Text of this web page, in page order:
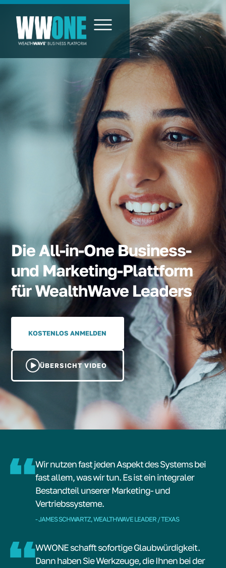
Die All-in-One Business-
und Marketing-Plattform
für WealthWave Leaders
KOSTENLOS ANMELDEN
ÜBERSICHT VIDEO
Wir nutzen fast jeden Aspekt des Systems bei
fast allem, was wir tun. Es ist ein integraler
Bestandteil unserer Marketing- und
Vertriebssysteme.
- JAMES SCHWARTZ, WEALTHWAVE LEADER / TEXAS
WWONE schafft sofortige Glaubwürdigkeit.
Dann haben Sie Werkzeuge, die Ihnen bei der